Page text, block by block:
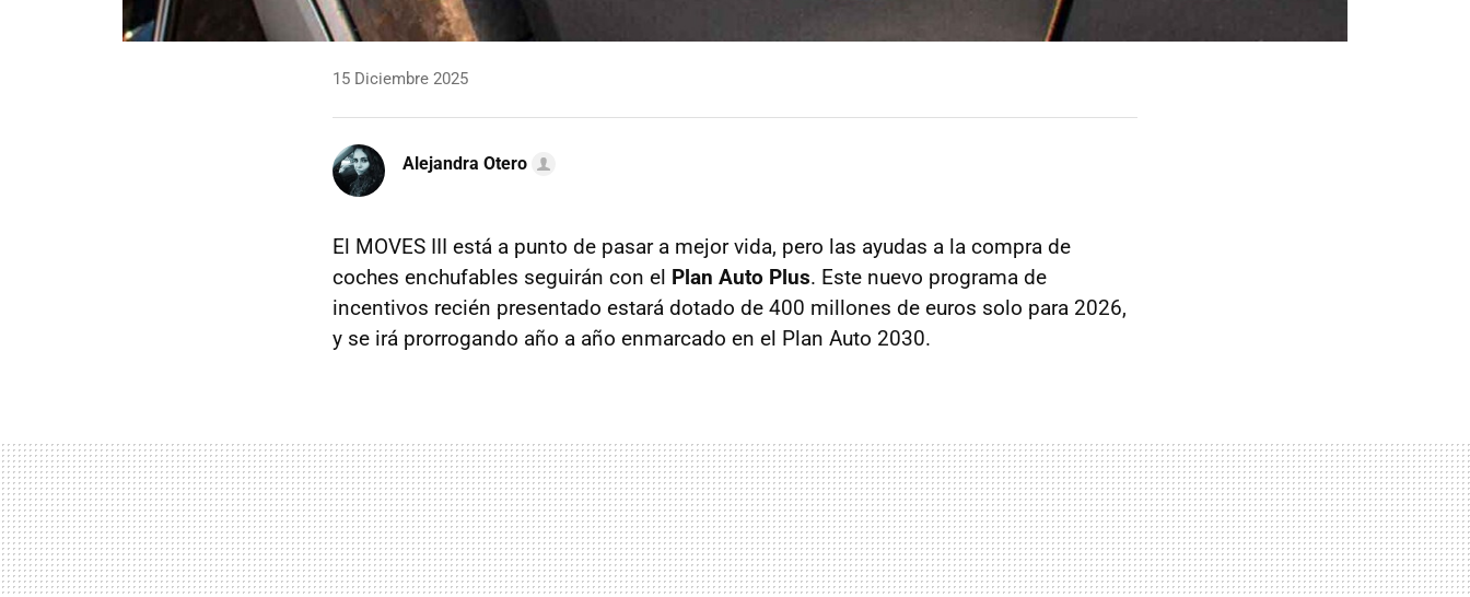
15 Diciembre 2025
Alejandra Otero
El MOVES III está a punto de pasar a mejor vida, pero las ayudas a la compra de
coches enchufables seguirán con el Plan Auto Plus. Este nuevo programa de
incentivos recién presentado estará dotado de 400 millones de euros solo para 2026,
y se irá prorrogando año a año enmarcado en el Plan Auto 2030.